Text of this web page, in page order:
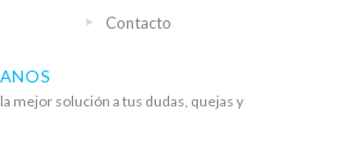
Contacto
mejor solución a tus dudas, quejas y